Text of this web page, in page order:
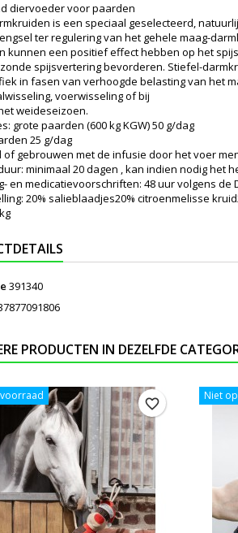
diervoeder voor paarden
is een speciaal geselecteerd,
ter regulering van het gehele maag-
kunnen een positief effect hebben op het
spijsvertering bevorderen. Stiefel-
in fasen van verhoogde belasting van het
voerwisseling of bij
weideseizoen.
grote paarden (600 kg KGW) 50 g/dag
25 g/dag
of gebrouwen met de infusie door het voer
minimaal 20 dagen , kan indien nodig het
en medicatievoorschriften: 48 uur volgens de
20% salieblaadjes20% citroenmelisse
391340
PRODUCTEN IN DEZELFDE
favorite_border
Niet